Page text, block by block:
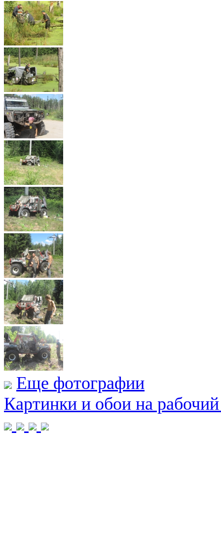
Еще фотографии
Картинки и обои на